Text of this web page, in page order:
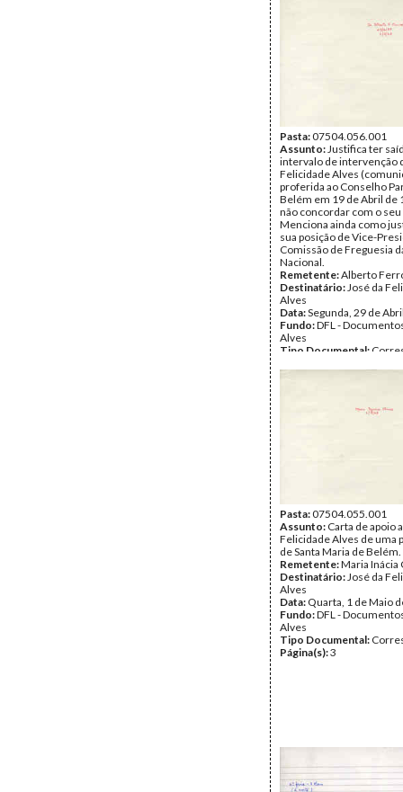
Pasta:07504.056.001
Assunto:Justifica ter
intervalo de intervenção
Felicidade Alves
proferida ao Conselho
Belém em 19 de Abril de
não concordar com o
Menciona ainda como
sua posição de Vice-
Comissão de Freguesia
Nacional.
Remetente:Alberto
Destinatário:José da
Alves
Data:Segunda, 29 de
Fundo:DFL -
Alves
Tipo Documental:
Pasta:07504.055.001
Assunto: Carta de apoio
Felicidade Alves de uma
de Santa Maria de Belém.
Remetente:Maria Inácia
Destinatário:José da
Alves
Data: Quarta, 1 de Maio
Fundo:DFL -
Alves
Tipo Documental:
Página(s):3